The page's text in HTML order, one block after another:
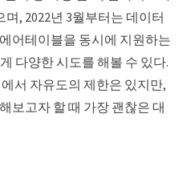
, 2022년 3월부터는 데이터
어테이블을 동시에 지원하는
다양한 시도를 해볼 수 있다.
서 자유도의 제한은 있지만,
보고자 할 때 가장 괜찮은 대